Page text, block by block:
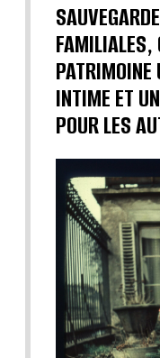
FAMILIALES,
INTIME ET
POUR LES